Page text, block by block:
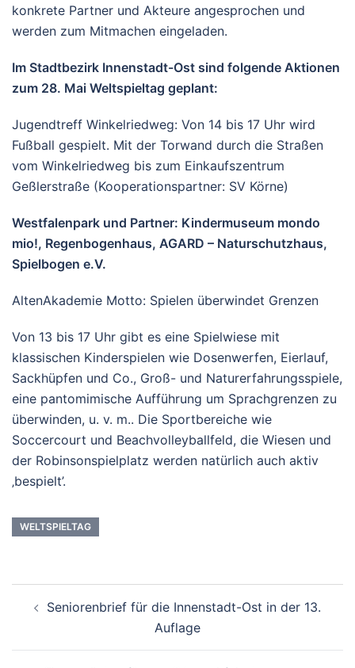
konkrete Partner und Akteure angesprochen und
werden zum Mitmachen eingeladen.
Im Stadtbezirk Innenstadt-Ost sind folgende Aktionen
zum 28. Mai Weltspieltag geplant:
Jugendtreff Winkelriedweg: Von 14 bis 17 Uhr wird
Fußball gespielt. Mit der Torwand durch die Straßen
vom Winkelriedweg bis zum Einkaufszentrum
Geßlerstraße (Kooperationspartner: SV Körne)
Westfalenpark und Partner: Kindermuseum mondo
mio!, Regenbogenhaus, AGARD – Naturschutzhaus,
Spielbogen e.V.
AltenAkademie Motto: Spielen überwindet Grenzen
Von 13 bis 17 Uhr gibt es eine Spielwiese mit
klassischen Kinderspielen wie Dosenwerfen, Eierlauf,
Sackhüpfen und Co., Groß- und Naturerfahrungsspiele,
eine pantomimische Aufführung um Sprachgrenzen zu
überwinden, u. v. m.. Die Sportbereiche wie
Soccercourt und Beachvolleyballfeld, die Wiesen und
der Robinsonspielplatz werden natürlich auch aktiv
‚bespielt’.
WELTSPIELTAG
Navigation
Seniorenbrief für die Innenstadt-Ost in der 13.
Auflage